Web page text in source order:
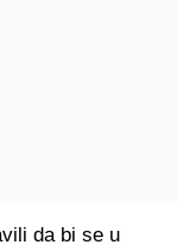
da bi se u